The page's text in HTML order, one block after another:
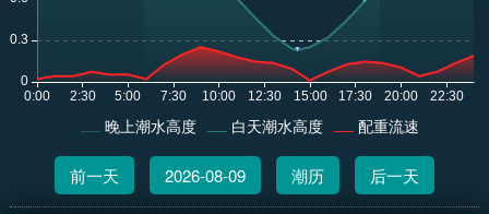
晚上潮水高度 白天潮水高度 配重流速
前一天 2026-08-09 潮历 后一天